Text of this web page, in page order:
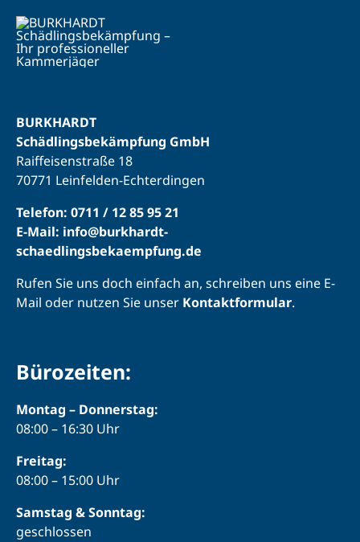
BURKHARDT
Schädlingsbekämpfung GmbH
Raiffeisenstraße 18
70771 Leinfelden-Echterdingen
Telefon: 0711 / 12 85 95 21
E-Mail: info@burkhardt-
schaedlingsbekaempfung.de
Rufen Sie uns doch einfach an, schreiben uns eine E-
Mail oder nutzen Sie unser Kontaktformular.
Bürozeiten:
Montag – Donnerstag:
08:00 – 16:30 Uhr
Freitag:
08:00 – 15:00 Uhr
Samstag & Sonntag:
geschlossen